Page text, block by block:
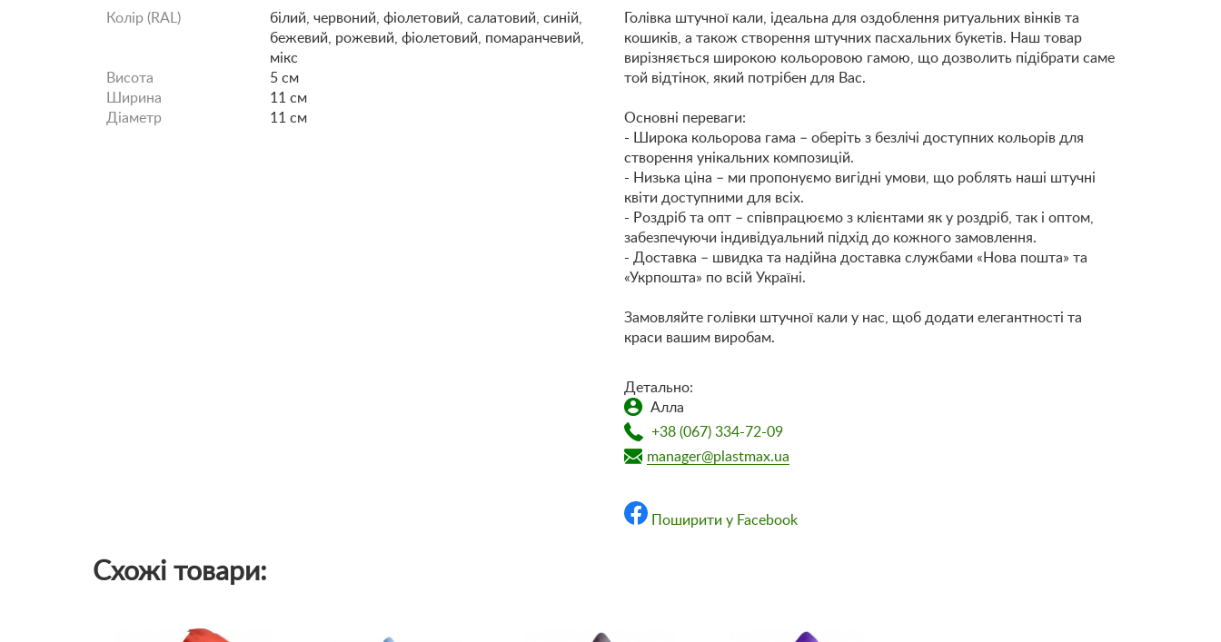
«Умови доставки і
оплати»
Колір (RAL)
білий, червоний, фіолетовий, салатовий, синій,
бежевий, рожевий, фіолетовий, помаранчевий,
мікс
Висота
5 см
Ширина
11 см
Діаметр
11 см
Голівка штучної кали, ідеальна для оздоблення ритуальних вінків та
кошиків, а також створення штучних пасхальних букетів. Наш товар
вирізняється широкою кольоровою гамою, що дозволить підібрати саме
той відтінок, який потрібен для Вас.
Основні переваги:
- Широка кольорова гама – оберіть з безлічі доступних кольорів для
створення унікальних композицій.
- Низька ціна – ми пропонуємо вигідні умови, що роблять наші штучні
квіти доступними для всіх.
- Роздріб та опт – співпрацюємо з клієнтами як у роздріб, так і оптом,
забезпечуючи індивідуальний підхід до кожного замовлення.
- Доставка – швидка та надійна доставка службами «Нова пошта» та
«Укрпошта» по всій Україні.
Замовляйте голівки штучної кали у нас, щоб додати елегантності та
краси вашим виробам.
Детально:
Алла
+38 (067) 334-72-09
manager@plastmax.ua
Поширити у Facebook
Схожі товари: